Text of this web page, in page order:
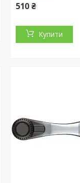
510 ₴
Купити